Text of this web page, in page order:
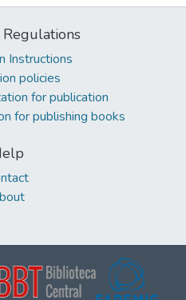
Instructions
policies
for publication
for publishing books